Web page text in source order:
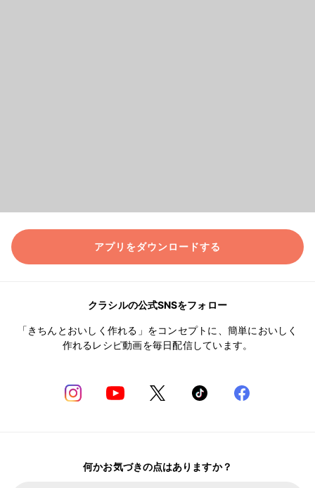
アプリをダウンロードする
クラシルの公式SNSをフォロー
「きちんとおいしく作れる」をコンセプトに、簡単においしく
作れるレシピ動画を毎日配信しています。
何かお気づきの点はありますか？